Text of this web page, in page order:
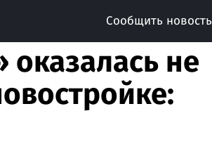
Сообщить новость
оказалась не